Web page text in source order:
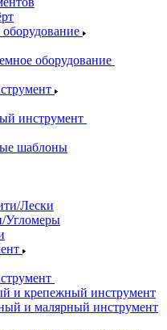
оборудование
инструмент
шаблоны
Лески
Угломеры
и крепежный инструмент
и малярный инструмент